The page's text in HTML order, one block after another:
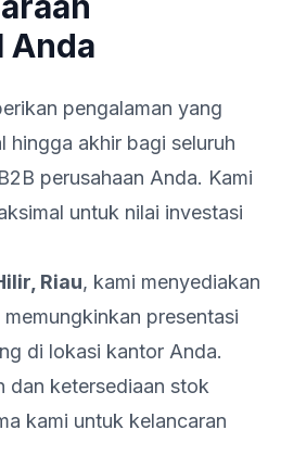
Anda
pengalaman yang
hingga akhir bagi seluruh
perusahaan Anda. Kami
untuk nilai investasi
Riau, kami menyediakan
presentasi
di lokasi kantor Anda.
dan ketersediaan stok
kami untuk kelancaran